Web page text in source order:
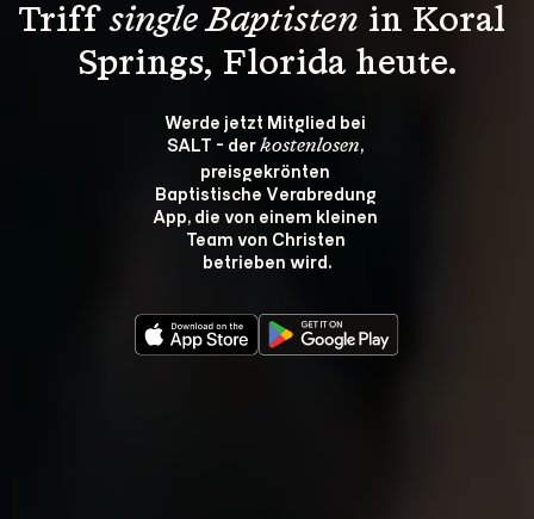
Triff single Baptisten in Koral
Springs, Florida heute.
Werde jetzt Mitglied bei
SALT - der kostenlosen,
preisgekrönten
Baptistische Verabredung
App, die von einem kleinen
Team von Christen
betrieben wird.